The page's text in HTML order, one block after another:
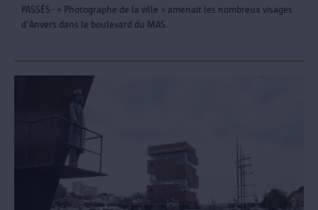
PASSÉS - « Photographe de la ville » amenait les nombreux visages
d'Anvers dans le boulevard du MAS.